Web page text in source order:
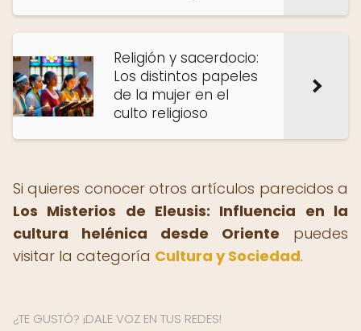
Religión y sacerdocio:
Los distintos papeles
de la mujer en el
culto religioso
Si quieres conocer otros artículos parecidos a
Los Misterios de Eleusis: Influencia en la
cultura helénica desde Oriente puedes
visitar la categoría Cultura y Sociedad.
¿TE GUSTÓ? ¡DALE VOZ EN TUS REDES!